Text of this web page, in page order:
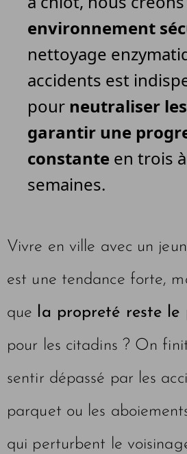
environnement
nettoyage
accidents est
pour neutraliser
garantir une
constante en trois
semaines.
Vivre en ville avec un
est une tendance forte,
que la propreté reste le
pour les citadins ? On
sentir dépassé par les
parquet ou les
qui perturbent le